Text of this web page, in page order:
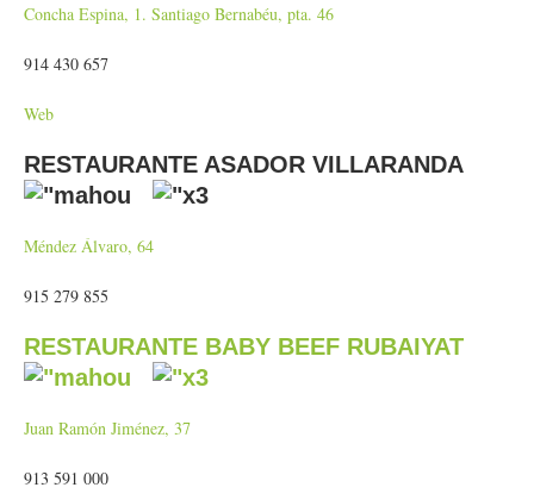
Concha Espina, 1. Santiago Bernabéu, pta. 46
914 430 657
Web
RESTAURANTE ASADOR VILLARANDA
Méndez Álvaro, 64
915 279 855
RESTAURANTE BABY BEEF RUBAIYAT
Juan Ramón Jiménez, 37
913 591 000